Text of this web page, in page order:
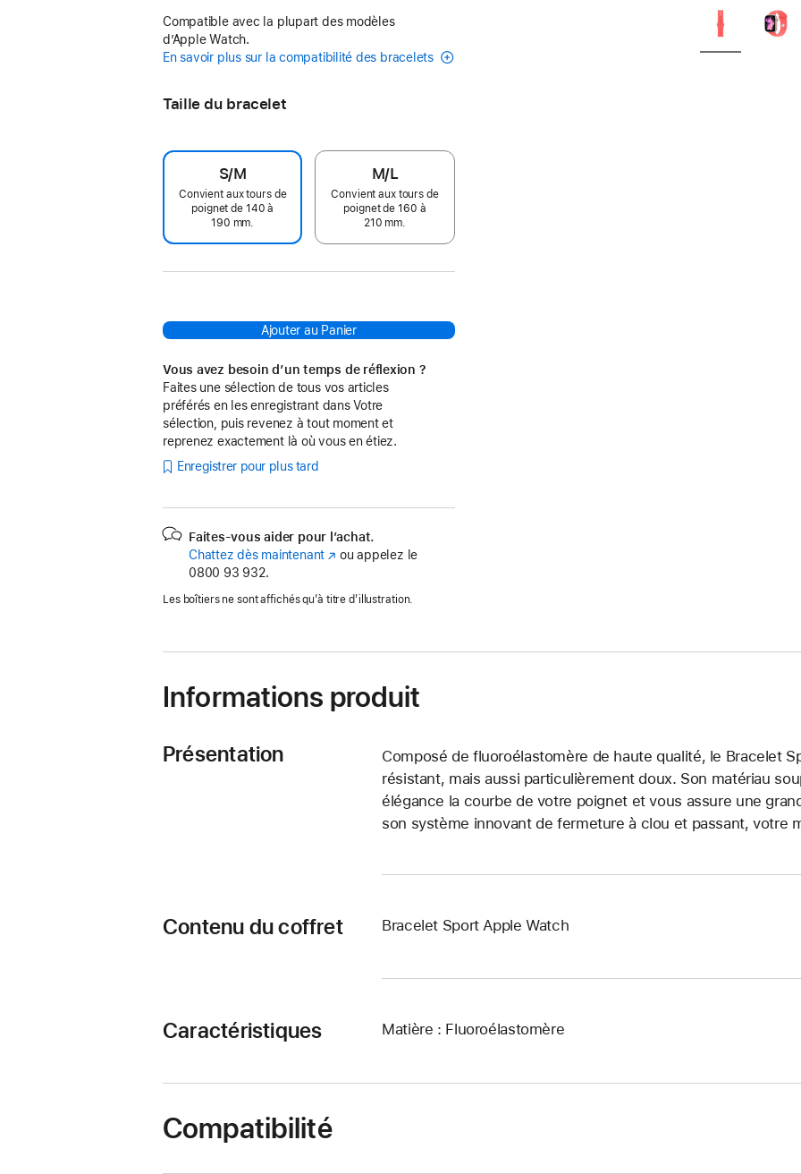
Compatible avec la plupart des modèles
d’Apple Watch.
En savoir plus sur la compatibilité des bracelets
Taille du bracelet
S/M
Convient aux tours de
poignet de 140 à
190 mm.
M/L
Convient aux tours de
poignet de 160 à
210 mm.
Ajouter au Panier
Vous avez besoin d’un temps de réflexion ?
Faites une sélection de tous vos articles
préférés en les enregistrant dans Votre
sélection, puis revenez à tout moment et
reprenez exactement là où vous en étiez.
Enregistrer pour plus tard
Faites-vous aider pour l’achat.
Chattez dès maintenant (s’ouvre
nouvelle
ou appelez le
0800 93 932.
Les boîtiers ne sont affichés qu’à titre d’illustration.
Informations produit
Présentation
Composé de fluoroélastomère de haute qualité, le Bracelet
résistant, mais aussi particulièrement doux. Son matériau
élégance la courbe de votre poignet et vous assure une
son système innovant de fermeture à clou et passant, votre
Contenu du coffret Bracelet Sport Apple Watch
Caractéristiques Matière : Fluoroélastomère
Compatibilité